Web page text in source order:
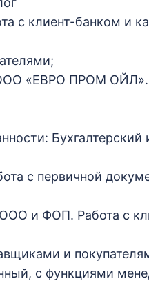
с клиент-банком и
ООО «ЕВРО ПРОМ ОЙЛ».
с первичной
ООО и ФОП. Работа с
и
с функциями